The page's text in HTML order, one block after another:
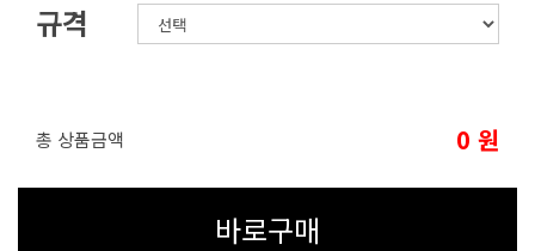
규격
총 상품금액 0 원
바로구매